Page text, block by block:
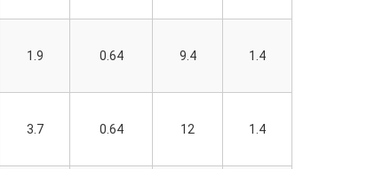
1.9 0.64 9.4 1.4
3.7 0.64 12 1.4